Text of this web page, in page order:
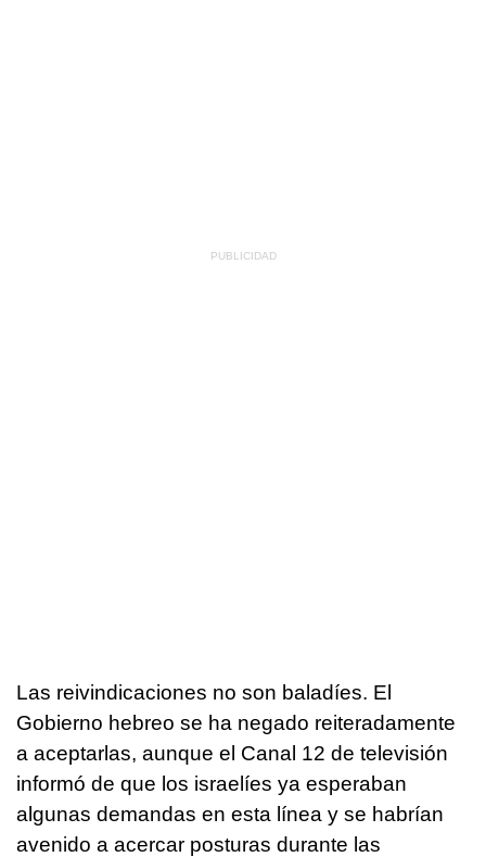
Las reivindicaciones no son baladíes. El
Gobierno hebreo se ha negado reiteradamente
a aceptarlas, aunque el Canal 12 de televisión
informó de que los israelíes ya esperaban
algunas demandas en esta línea y se habrían
avenido a acercar posturas durante las